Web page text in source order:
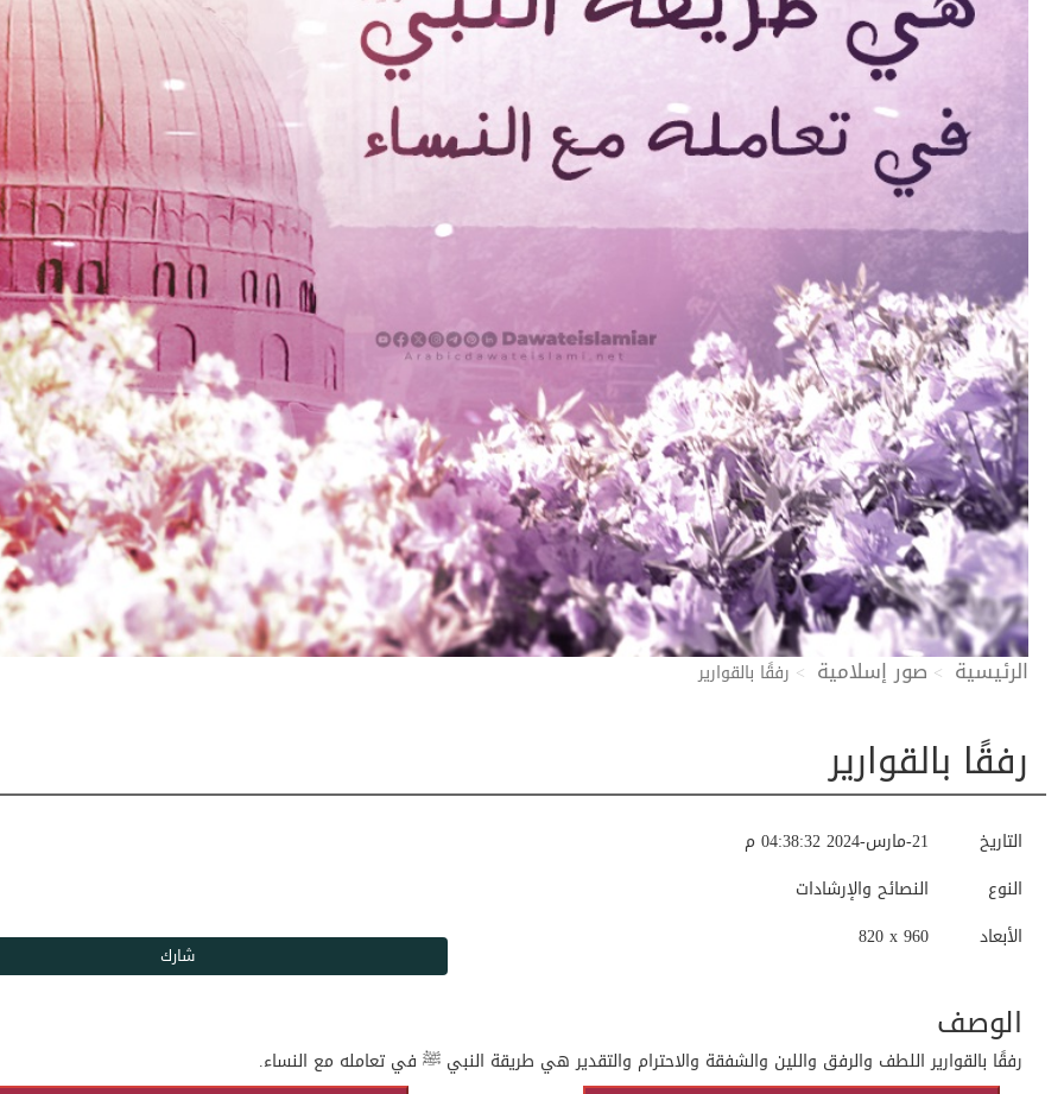
الرئيسية صور إسلامية رفقًا بالقوارير
رفقًا بالقوارير
21-مارس-2024 04:38:32 م
التاريخ
النصائح والإرشادات
النوع
820 x 960
الأبعاد
الوصف
رفقًا بالقوارير اللطف والرفق واللين والشفقة والاحترام والتقدير هي طريقة النبي ﷺ في تعامله مع النساء.